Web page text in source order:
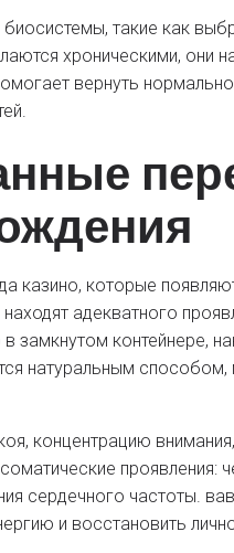
такие как
хроническими, они
вернуть
казино, которые
адекватного
замкнутом контейнере,
натуральным способом,
концентрацию
проявления:
сердечного частоты.
и восстановить